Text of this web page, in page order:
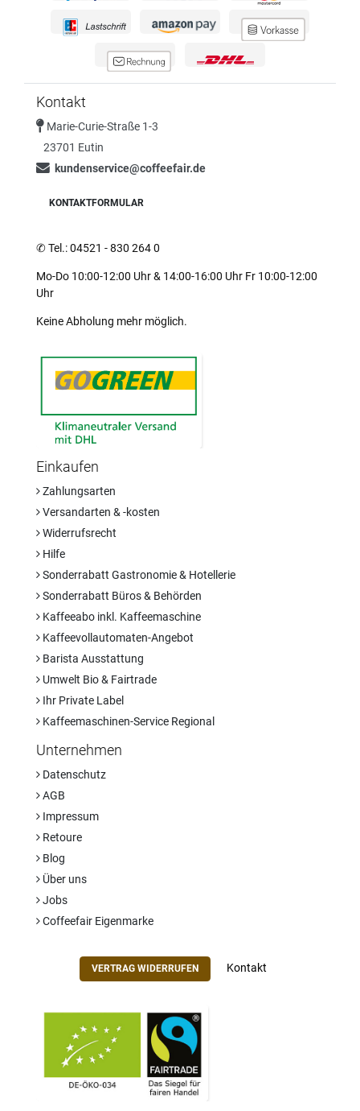
Kontakt
Marie-Curie-Straße 1-3
23701 Eutin
kundenservice@coffeefair.de
KONTAKTFORMULAR
✆Tel.: 04521 - 830 264 0
Mo-Do 10:00-12:00 Uhr & 14:00-16:00 Uhr Fr 10:00-12:00
Uhr
Keine Abholung mehr möglich.
Einkaufen
Zahlungsarten
Versandarten & -kosten
Widerrufsrecht
Hilfe
Sonderrabatt Gastronomie & Hotellerie
Sonderrabatt Büros & Behörden
Kaffeeabo inkl. Kaffeemaschine
Kaffeevollautomaten-Angebot
Barista Ausstattung
Umwelt Bio & Fairtrade
Ihr Private Label
Kaffeemaschinen-Service Regional
Unternehmen
Datenschutz
AGB
Impressum
Retoure
Blog
Über uns
Jobs
Coffeefair Eigenmarke
VERTRAG WIDERRUFEN Kontakt